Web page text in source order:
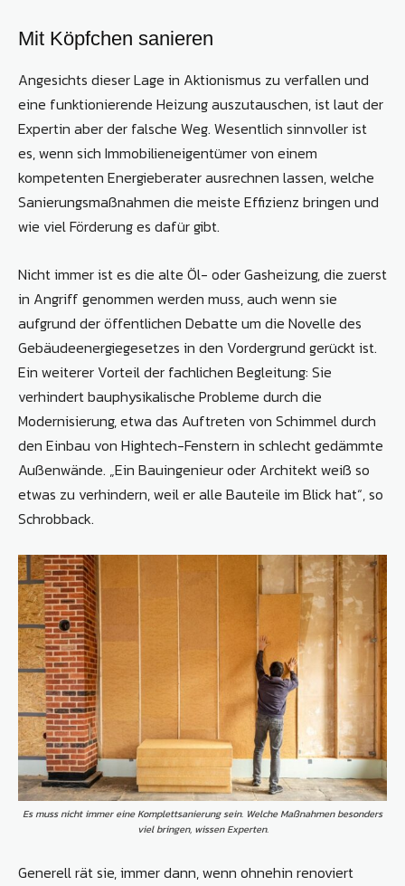
Mit Köpfchen sanieren
Angesichts dieser Lage in Aktionismus zu verfallen und
eine funktionierende Heizung auszutauschen, ist laut der
Expertin aber der falsche Weg. Wesentlich sinnvoller ist
es, wenn sich Immobilieneigentümer von einem
kompetenten Energieberater ausrechnen lassen, welche
Sanierungsmaßnahmen die meiste Effizienz bringen und
wie viel Förderung es dafür gibt.
Nicht immer ist es die alte Öl- oder Gasheizung, die zuerst
in Angriff genommen werden muss, auch wenn sie
aufgrund der öffentlichen Debatte um die Novelle des
Gebäudeenergiegesetzes in den Vordergrund gerückt ist.
Ein weiterer Vorteil der fachlichen Begleitung: Sie
verhindert bauphysikalische Probleme durch die
Modernisierung, etwa das Auftreten von Schimmel durch
den Einbau von Hightech-Fenstern in schlecht gedämmte
Außenwände. „Ein Bauingenieur oder Architekt weiß so
etwas zu verhindern, weil er alle Bauteile im Blick hat“, so
Schrobback.
Es muss nicht immer eine Komplettsanierung sein. Welche Maßnahmen besonders
viel bringen, wissen Experten.
Generell rät sie, immer dann, wenn ohnehin renoviert